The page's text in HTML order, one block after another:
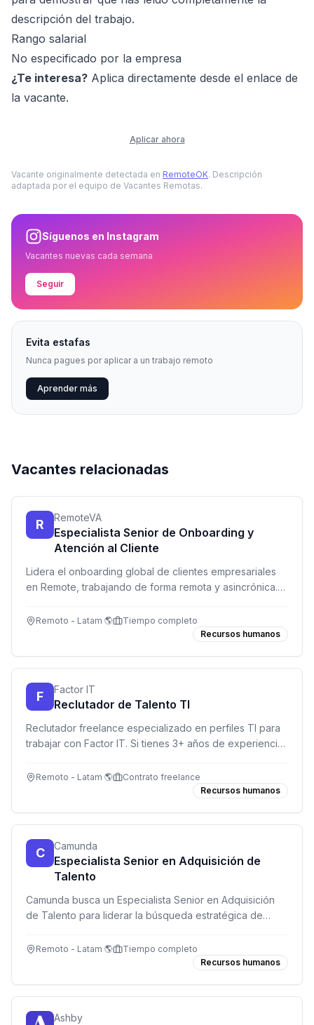
descripción del trabajo.
Rango salarial
No especificado por la empresa
¿Te interesa? Aplica directamente desde el enlace de
la vacante.
Aplicar ahora
Vacante originalmente detectada en RemoteOK. Descripción
adaptada por el equipo de Vacantes Remotas.
Síguenos en Instagram
Vacantes nuevas cada semana
Seguir
Evita estafas
Nunca pagues por aplicar a un trabajo remoto
Aprender más
Vacantes relacionadas
R RemoteVA
Especialista Senior de Onboarding y
Atención al Cliente
Lidera el onboarding global de clientes empresariales
en Remote, trabajando de forma remota y asincrónica.
empleabilidad internacional.
Remoto - Latam 🌎
Tiempo completo
Recursos humanos
F Factor IT
Reclutador de Talento TI
Reclutador freelance especializado en perfiles TI para
trabajar con Factor IT. Si tienes 3+ años de experiencia
¡esta es tu oportunidad!
Remoto - Latam 🌎
Contrato freelance
Recursos humanos
C Camunda
Especialista Senior en Adquisición de
Talento
Camunda busca un Especialista Senior en Adquisición
de Talento para liderar la búsqueda estratégica de
con tecnología AI.
Remoto - Latam 🌎
Tiempo completo
Recursos humanos
Ashby